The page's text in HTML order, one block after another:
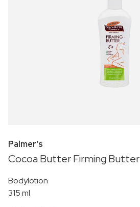
Palmer's
Cocoa Butter Firming Butter
Bodylotion
315 ml